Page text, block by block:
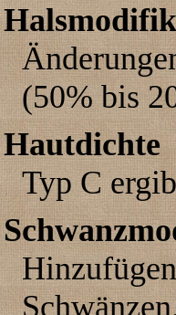
(50% bis
Hautdichte
Typ C